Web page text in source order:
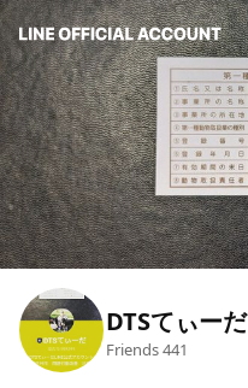
DTSてぃーだ
Friends441